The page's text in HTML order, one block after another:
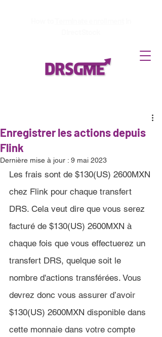
Enregistrer les actions depuis
Flink
Dernière mise à jour : 9 mai 2023
Les frais sont de $130(US) 2600MXN
chez Flink pour chaque transfert
DRS. Cela veut dire que vous serez
facturé de $130(US) 2600MXN à
chaque fois que vous effectuerez un
transfert DRS, quelque soit le
nombre d'actions transférées. Vous
devrez donc vous assurer d’avoir
$130(US) 2600MXN disponible dans
cette monnaie dans votre compte